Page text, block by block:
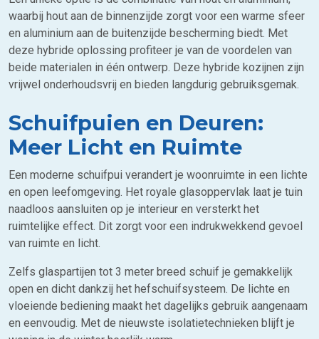
waarbij hout aan de binnenzijde zorgt voor een warme sfeer
en aluminium aan de buitenzijde bescherming biedt. Met
deze hybride oplossing profiteer je van de voordelen van
beide materialen in één ontwerp. Deze hybride kozijnen zijn
vrijwel onderhoudsvrij en bieden langdurig gebruiksgemak.
Schuifpuien en Deuren:
Meer Licht en Ruimte
Een moderne schuifpui verandert je woonruimte in een lichte
en open leefomgeving. Het royale glasoppervlak laat je tuin
naadloos aansluiten op je interieur en versterkt het
ruimtelijke effect. Dit zorgt voor een indrukwekkend gevoel
van ruimte en licht.
Zelfs glaspartijen tot 3 meter breed schuif je gemakkelijk
open en dicht dankzij het hefschuifsysteem. De lichte en
vloeiende bediening maakt het dagelijks gebruik aangenaam
en eenvoudig. Met de nieuwste isolatietechnieken blijft je